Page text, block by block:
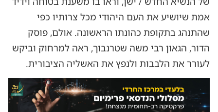
אמת שיושיע את העם היהודי מכל צרותיו כפי
שהתנהג בתקופת כהונתו הראשונה. אולם, פוסק
הדור, הגאון רבי משה שטרנבוך, ראה למרחוק וביקש
לעורר את הלבבות ולנפץ את האשליה הציבורית.